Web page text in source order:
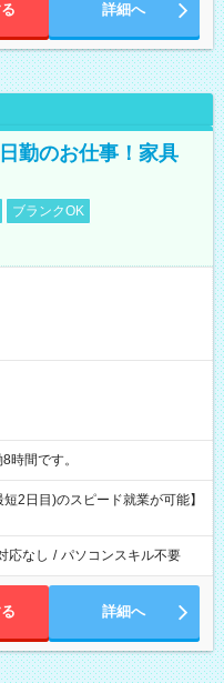
詳細へ
勤のお仕事！家具
ブランクOK
働8時間です。
2日目)のスピード就業が可能】
応なし / パソコンスキル不要
詳細へ